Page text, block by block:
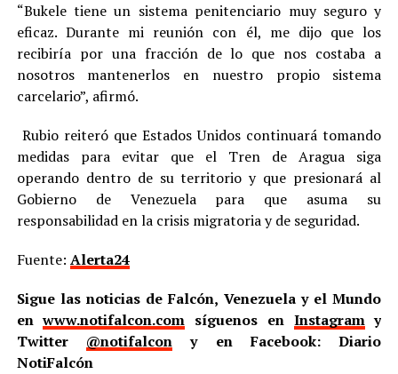
“Bukele tiene un sistema penitenciario muy seguro y
eficaz. Durante mi reunión con él, me dijo que los
recibiría por una fracción de lo que nos costaba a
nosotros mantenerlos en nuestro propio sistema
carcelario”, afirmó.
Rubio reiteró que Estados Unidos continuará tomando
medidas para evitar que el Tren de Aragua siga
operando dentro de su territorio y que presionará al
Gobierno de Venezuela para que asuma su
responsabilidad en la crisis migratoria y de seguridad.
Fuente: Alerta24
Sigue las noticias de Falcón, Venezuela y el Mundo
enwww.notifalcon.com síguenos en Instagramy
Twitter @notifalcon y en Facebook: Diario
NotiFalcón